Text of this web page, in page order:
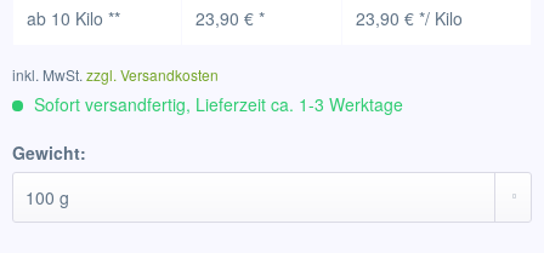
ab 10 Kilo ** 23,90 € * 23,90 € */ Kilo
inkl. MwSt. zzgl. Versandkosten
Sofort versandfertig, Lieferzeit ca. 1-3 Werktage
Gewicht: